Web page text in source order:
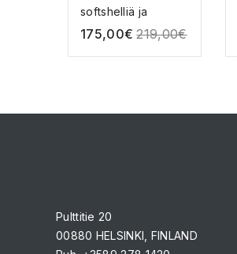
softshelliä ja
teknistä fl...
175,00€ 219,00€
Pulttitie 20
00880 HELSINKI, FINLAND